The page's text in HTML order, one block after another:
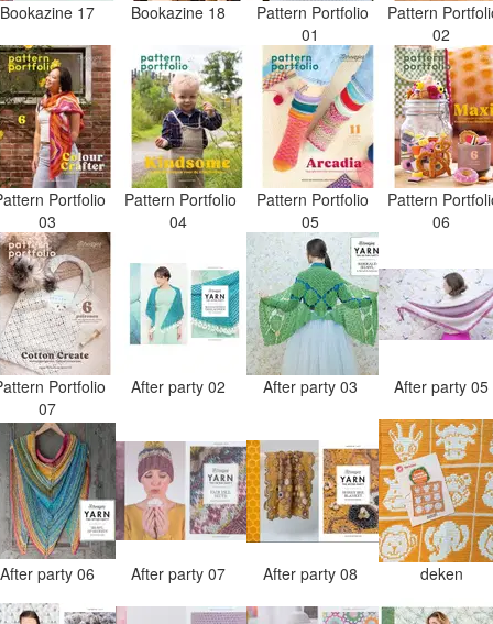
Bookazine 17 Bookazine 18
Pattern Portfolio
01
Pattern
02
Portfolio
03
Pattern Portfolio
04
Pattern Portfolio
05
Pattern
06
Portfolio
07
After party 02 After party 03 After party 05
After party 06 After party 07 After party 08 deken